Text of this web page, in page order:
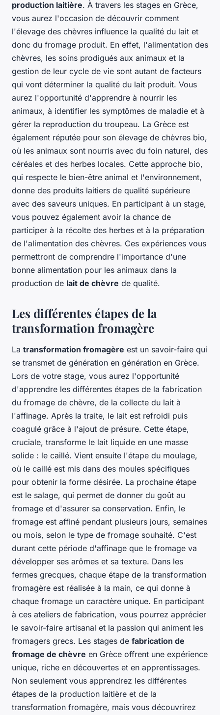
production laitière. À travers les stages en Grèce,
vous aurez l'occasion de découvrir comment
l'élevage des chèvres influence la qualité du lait et
donc du fromage produit. En effet, l'alimentation des
chèvres, les soins prodigués aux animaux et la
gestion de leur cycle de vie sont autant de facteurs
qui vont déterminer la qualité du lait produit. Vous
aurez l'opportunité d'apprendre à nourrir les
animaux, à identifier les symptômes de maladie et à
gérer la reproduction du troupeau. La Grèce est
également réputée pour son élevage de chèvres bio,
où les animaux sont nourris avec du foin naturel, des
céréales et des herbes locales. Cette approche bio,
qui respecte le bien-être animal et l'environnement,
donne des produits laitiers de qualité supérieure
avec des saveurs uniques. En participant à un stage,
vous pouvez également avoir la chance de
participer à la récolte des herbes et à la préparation
de l'alimentation des chèvres. Ces expériences vous
permettront de comprendre l'importance d'une
bonne alimentation pour les animaux dans la
production de lait de chèvre de qualité.
Les différentes étapes de la
transformation fromagère
La transformation fromagère est un savoir-faire qui
se transmet de génération en génération en Grèce.
Lors de votre stage, vous aurez l'opportunité
d'apprendre les différentes étapes de la fabrication
du fromage de chèvre, de la collecte du lait à
l'affinage. Après la traite, le lait est refroidi puis
coagulé grâce à l'ajout de présure. Cette étape,
cruciale, transforme le lait liquide en une masse
solide : le caillé. Vient ensuite l'étape du moulage,
où le caillé est mis dans des moules spécifiques
pour obtenir la forme désirée. La prochaine étape
est le salage, qui permet de donner du goût au
fromage et d'assurer sa conservation. Enfin, le
fromage est affiné pendant plusieurs jours, semaines
ou mois, selon le type de fromage souhaité. C'est
durant cette période d'affinage que le fromage va
développer ses arômes et sa texture. Dans les
fermes grecques, chaque étape de la transformation
fromagère est réalisée à la main, ce qui donne à
chaque fromage un caractère unique. En participant
à ces ateliers de fabrication, vous pourrez apprécier
le savoir-faire artisanal et la passion qui animent les
fromagers grecs. Les stages de fabrication de
fromage de chèvre en Grèce offrent une expérience
unique, riche en découvertes et en apprentissages.
Non seulement vous apprendrez les différentes
étapes de la production laitière et de la
transformation fromagère, mais vous découvrirez